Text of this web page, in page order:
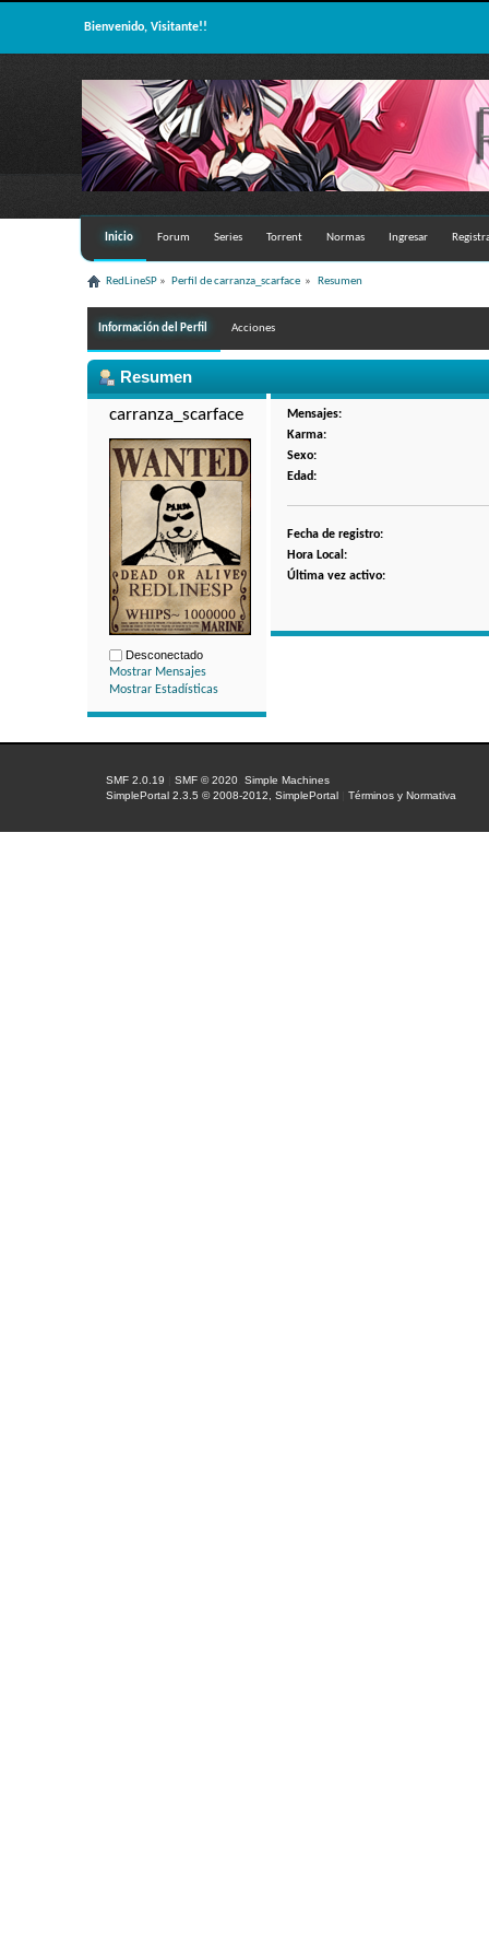
Bienvenido, Visitante!!
Inicio Forum Series Torrent Normas Ingresar
RedLineSP » Perfil de carranza_scarface » Resumen
Información del Perfil Acciones
Resumen
carranza_scarface
Desconectado
Mostrar Mensajes
Mostrar Estadísticas
Mensajes:
Karma:
Sexo:
Edad:
Fecha de registro:
Hora Local:
Última vez activo:
SMF 2.0.19 |SMF © 2020 ,Simple Machines
SimplePortal 2.3.5 © 2008-2012, SimplePortal
|Términos y Normativa